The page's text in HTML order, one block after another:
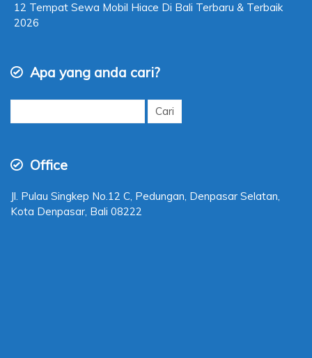
12 Tempat Sewa Mobil Hiace Di Bali Terbaru & Terbaik
2026
Apa yang anda cari?
Cari
Office
Jl. Pulau Singkep No.12 C, Pedungan, Denpasar Selatan,
Kota Denpasar, Bali 08222